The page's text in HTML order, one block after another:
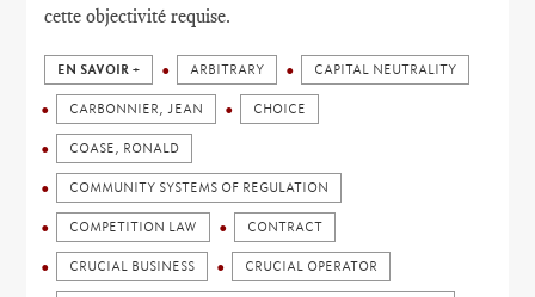
cette objectivité requise.
EN SAVOIR + ARBITRARY CAPITAL NEUTRALITY
CARBONNIER, JEAN CHOICE
COASE, RONALD
COMMUNITY SYSTEMS OF REGULATION
COMPETITION LAW CONTRACT
CRUCIAL BUSINESS CRUCIAL OPERATOR